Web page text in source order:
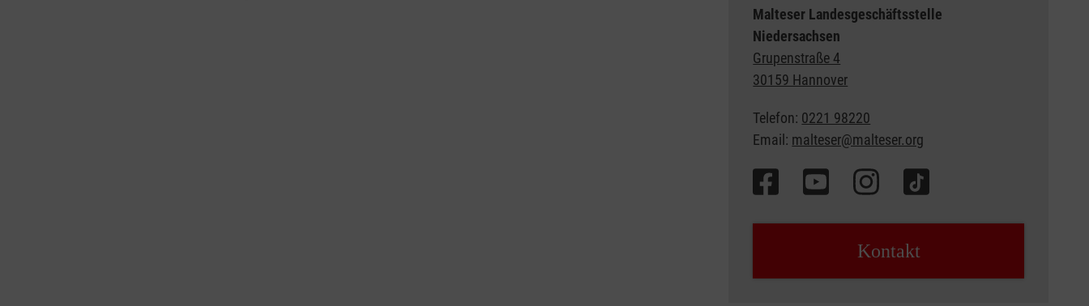
Malteser Landesgeschäftsstelle
Niedersachsen
Grupenstraße 4
30159 Hannover
Telefon: 0221 98220
Email: malteser@malteser.org
Kontakt